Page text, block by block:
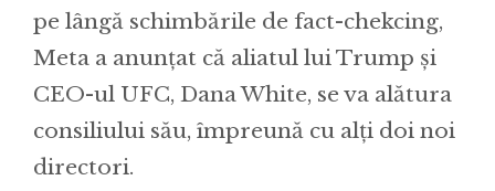
pe lângă schimbările de fact-chekcing,
Meta a anunțat că aliatul lui Trump și
CEO-ul UFC, Dana White, se va alătura
consiliului său, împreună cu alți doi noi
directori.